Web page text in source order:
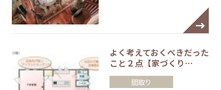
よく考えておくべきだった
こと２点【家づくり…
間取り